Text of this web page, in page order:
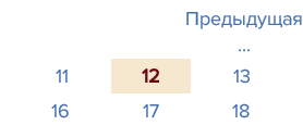
Предыдущая
...
11
12 13
16
17 18